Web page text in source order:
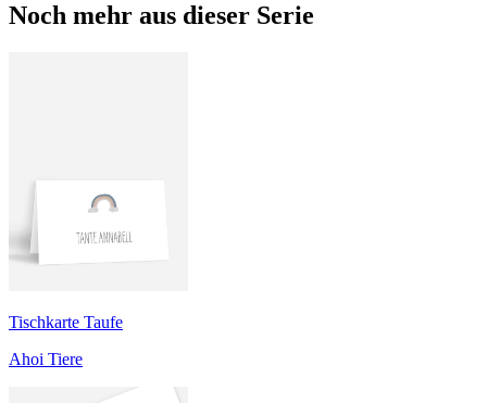
Noch mehr aus dieser Serie
Tischkarte Taufe
Ahoi Tiere